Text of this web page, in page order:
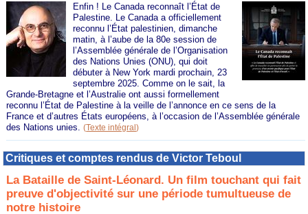
Enfin ! Le Canada reconnaît l’État de
Palestine. Le Canada a officiellement
reconnu l’État palestinien, dimanche
matin, à l’aube de la 80e session de
l’Assemblée générale de l’Organisation
des Nations Unies (ONU), qui doit
débuter à New York mardi prochain, 23
septembre 2025. Comme on le sait, la
Grande-Bretagne et l’Australie ont aussi formellement
reconnu l’État de Palestine à la veille de l’annonce en ce sens de la
France et d’autres États européens, à l’occasion de l’Assemblée générale
des Nations unies.(Texte intégral)
Critiques et comptes rendus de Victor Teboul
La Bataille de Saint-Léonard. Un film touchant qui fait
preuve d'objectivité sur une période tumultueuse de
notre histoire